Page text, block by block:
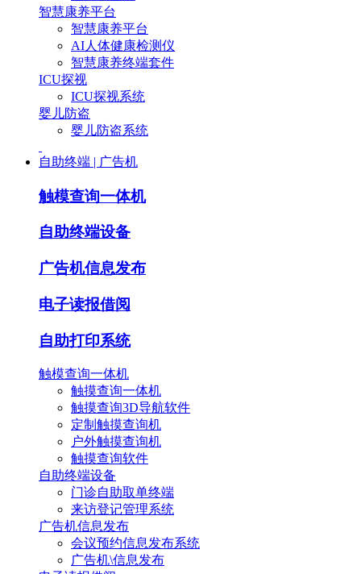
智慧康养平台
智慧康养平台
AI人体健康检测仪
智慧康养终端套件
ICU探视
ICU探视系统
婴儿防盗
婴儿防盗系统
自助终端 | 广告机
触模查询一体机
自助终端设备
广告机信息发布
电子读报借阅
自助打印系统
触模查询一体机
触摸查询一体机
触摸查询3D导航软件
定制触摸查询机
户外触摸查询机
触摸查询软件
自助终端设备
门诊自助取单终端
来访登记管理系统
广告机信息发布
会议预约信息发布系统
广告机\信息发布